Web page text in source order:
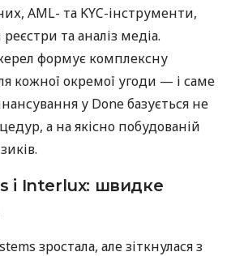
AML- та KYC-інструменти,
та аналіз медіа.
формує комплексну
кожної окремої угоди — і саме
у Done базується не
а на якісно побудованій
і Interlux: швидке
зростала, але зіткнулася з